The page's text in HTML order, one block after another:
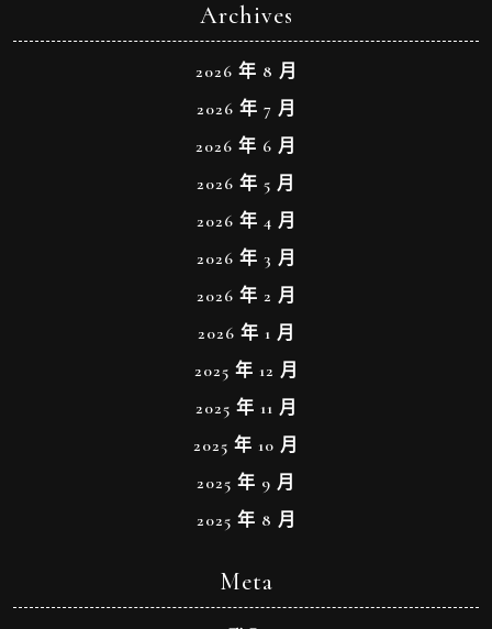
Archives
2026 年 8 月
2026 年 7 月
2026 年 6 月
2026 年 5 月
2026 年 4 月
2026 年 3 月
2026 年 2 月
2026 年 1 月
2025 年 12 月
2025 年 11 月
2025 年 10 月
2025 年 9 月
2025 年 8 月
Meta